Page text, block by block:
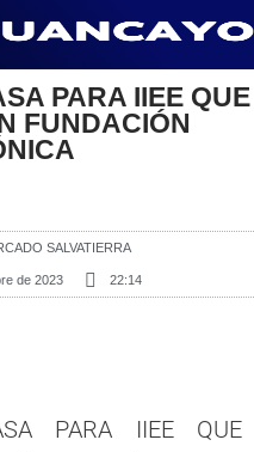
PARA IIEE QUE
FUNDACIÓN
SALVATIERRA
de 2023 22:14
PARA IIEE QUE